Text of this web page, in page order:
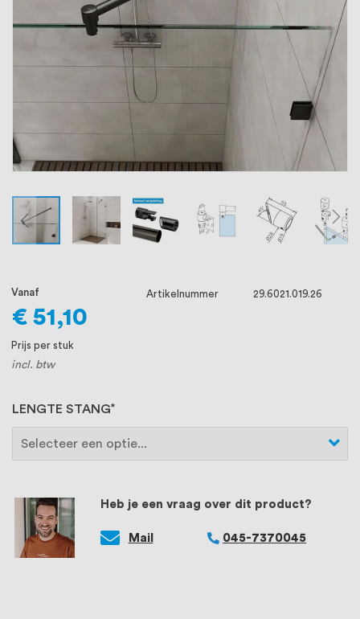
ons voorop, want we geloven dat een
goede relatie met onze klanten het
verschil maakt.
Heb je een vraag over dit product?
Mail 045-7370045
LENGTE STANG
Vanaf
€ 51,10
Prijs per stuk
incl. btw
Artikelnummer 29.6021.019.26